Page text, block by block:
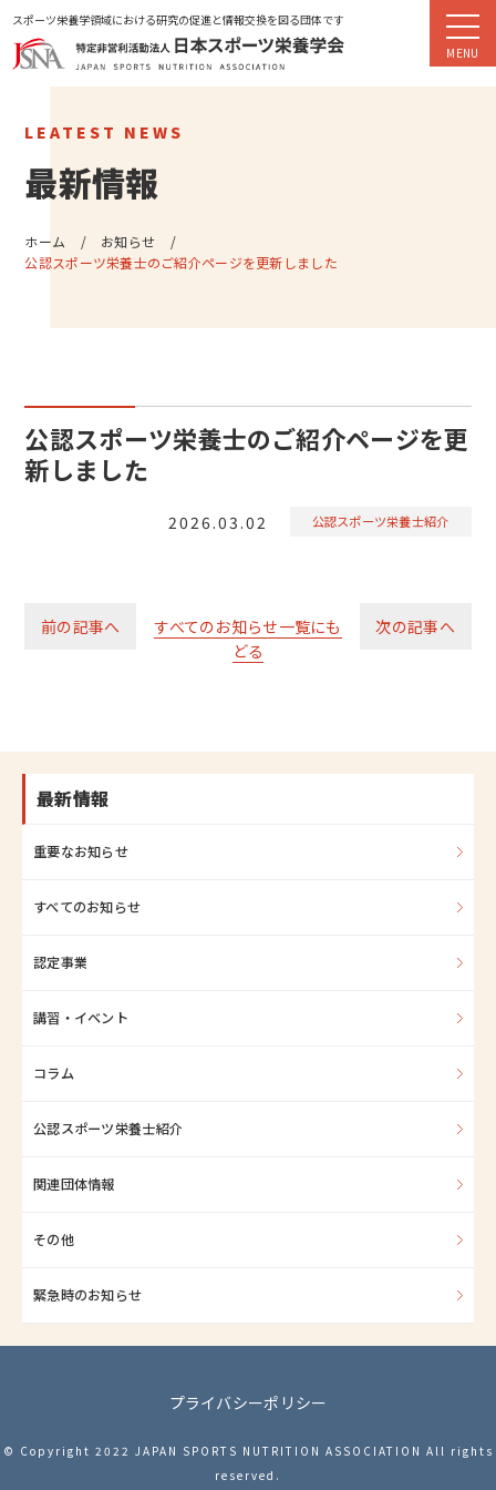
スポーツ栄養学領域における研究の促進と情報交換を図る団体です
LEATEST NEWS
最新情報
ホーム
お知らせ
公認スポーツ栄養士のご紹介ページを更新しました
公認スポーツ栄養士のご紹介ページを更
新しました
2026.03.02 公認スポーツ栄養士紹介
前の記事へ
すべてのお知らせ一覧にも
どる
次の記事へ
最新情報
重要なお知らせ
すべてのお知らせ
認定事業
講習・イベント
コラム
公認スポーツ栄養士紹介
関連団体情報
その他
緊急時のお知らせ
プライバシーポリシー
© Copyright 2022 JAPAN SPORTS NUTRITION ASSOCIATION All rights
reserved.